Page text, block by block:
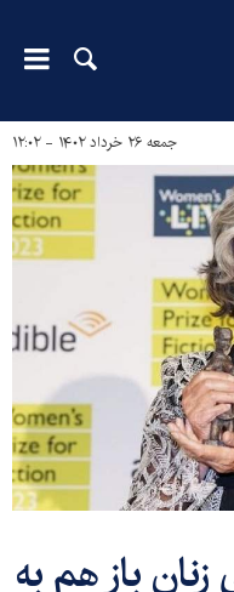
جمعه ۲۶ خرداد ۱۴۰۲ - ۱۲:۰۲
زنان باز هم به